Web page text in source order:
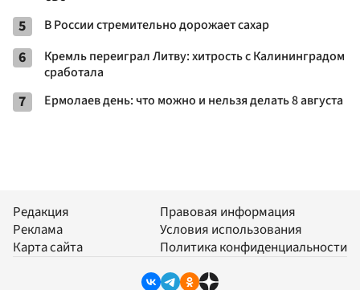
5 В России стремительно дорожает сахар
6
Кремль переиграл Литву: хитрость с Калининградом
сработала
7 Ермолаев день: что можно и нельзя делать 8 августа
Редакция
Реклама
Карта сайта
Правовая информация
Условия использования
Политика конфиденциальности